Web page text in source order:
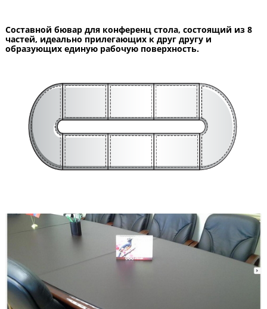
Составной бювар для конференц стола, состоящий из 8
частей, идеально прилегающих к друг другу и
образующих единую рабочую поверхность.